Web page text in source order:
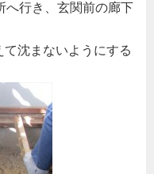
へ行き、玄関前の廊下
沈まないようにする